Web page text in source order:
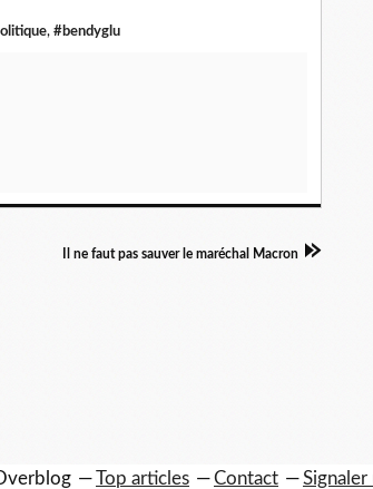
, #bendyglu
Il ne faut pas sauver le maréchal Macron
Top articles Contact Signaler